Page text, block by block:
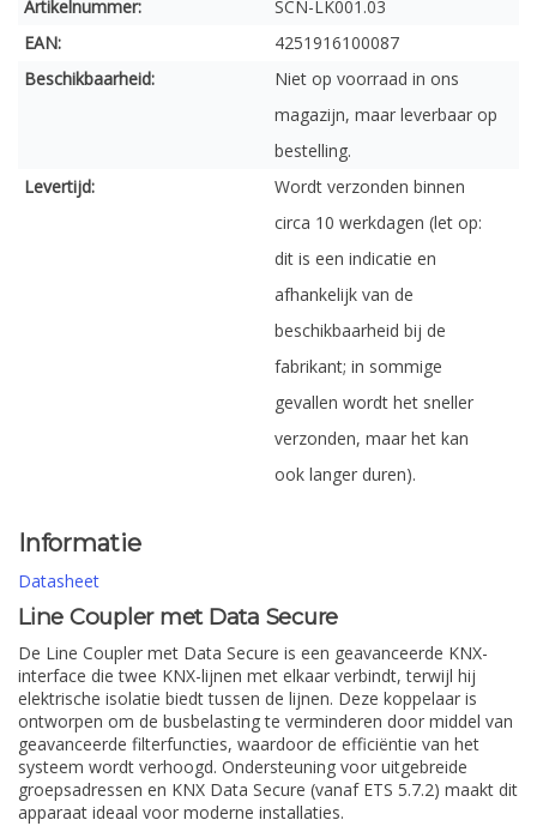
Artikelnummer:
SCN-LK001.03
EAN:
4251916100087
Beschikbaarheid:
Niet op voorraad in ons
magazijn, maar leverbaar op
bestelling.
Levertijd:
Wordt verzonden binnen
circa 10 werkdagen (let op:
dit is een indicatie en
afhankelijk van de
beschikbaarheid bij de
fabrikant; in sommige
gevallen wordt het sneller
verzonden, maar het kan
ook langer duren).
Informatie
Datasheet
Line Coupler met Data Secure
De Line Coupler met Data Secure is een geavanceerde KNX-
interface die twee KNX-lijnen met elkaar verbindt, terwijl hij
elektrische isolatie biedt tussen de lijnen. Deze koppelaar is
ontworpen om de busbelasting te verminderen door middel van
geavanceerde filterfuncties, waardoor de efficiëntie van het
systeem wordt verhoogd. Ondersteuning voor uitgebreide
groepsadressen en KNX Data Secure (vanaf ETS 5.7.2) maakt dit
apparaat ideaal voor moderne installaties.